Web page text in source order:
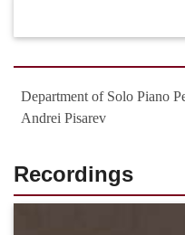
Department of Solo Piano
Andrei Pisarev
Recordings